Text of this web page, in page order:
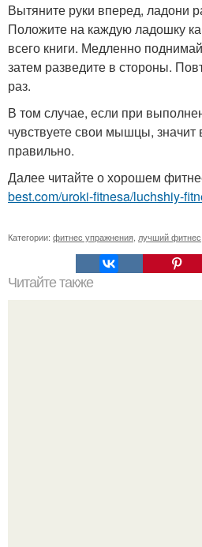
Вытяните руки вперед, ладони
Положите на каждую ладошку
всего книги. Медленно
затем разведите в стороны.
раз.
В том случае, если при
чувствуете свои мышцы, значит
правильно.
Далее читайте о хорошем
best.com/uroki-fitnesa/luchshiy-
Категории: фитнес упражнения лучший фитнес
Читайте также